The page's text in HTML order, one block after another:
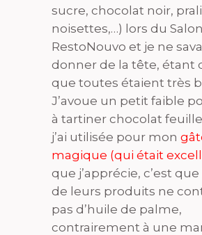
sucre, chocolat noir,
noisettes,…) lors du Salon
RestoNouvo et je ne
donner de la tête, étant
que toutes étaient très
J’avoue un petit faible
à tartiner chocolat
j’ai utilisée pour mon
magique (qui était
que j’apprécie, c’est
de leurs produits ne
pas d’huile de palme,
contrairement à une